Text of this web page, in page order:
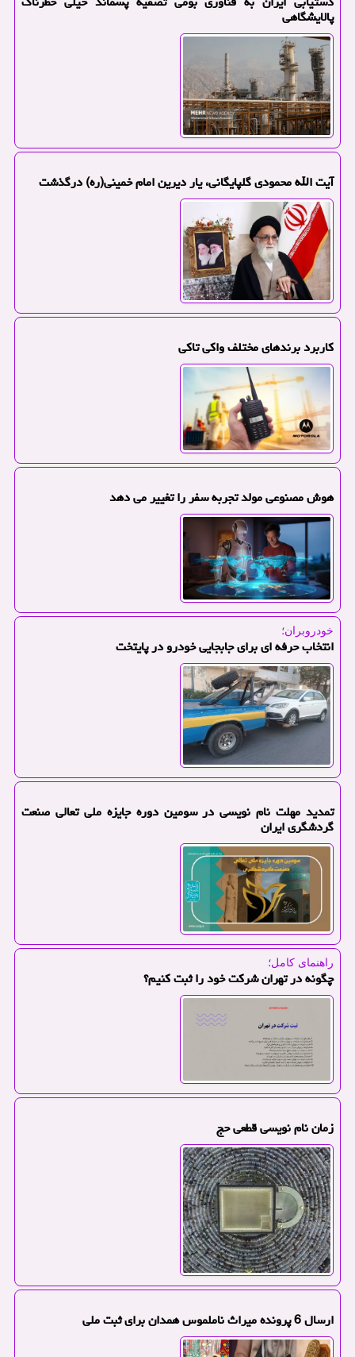
پالایشگاهی
آیت الله محمودی گلپایگانی، یار دیرین امام خمینی(ره) درگذشت
کاربرد برندهای مختلف واکی تاکی
هوش مصنوعی مولد تجربه سفر را تغییر می دهد
خودروبران؛
انتخاب حرفه ای برای جابجایی خودرو در پایتخت
تمدید مهلت نام نویسی در سومین دوره جایزه ملی تعالی صنعت
گردشگری ایران
راهنمای کامل؛
چگونه در تهران شرکت خود را ثبت کنیم؟
زمان نام نویسی قطعی حج
ارسال 6 پرونده میراث ناملموس همدان برای ثبت ملی